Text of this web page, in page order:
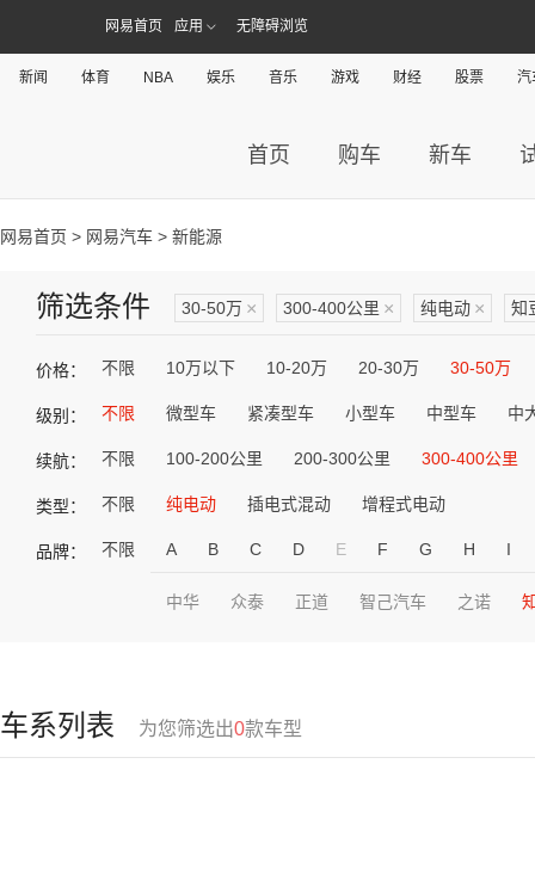
网易首页 应用 无障碍浏览
新闻 体育 NBA 娱乐 音乐 游戏 财经 股票 汽
首页 购车 新车
网易首页 > 网易汽车 > 新能源
筛选条件 30-50万 × 300-400公里 × 纯电动 × 知
价格： 不限 10万以下 10-20万 20-30万 30-50万
级别： 不限 微型车 紧凑型车 小型车 中型车 中
续航： 不限 100-200公里 200-300公里 300-400公里
类型： 不限 纯电动 插电式混动 增程式电动
品牌： 不限 A B C D E F G H I
中华 众泰 正道 智己汽车 之诺
车系列表 为您筛选出0款车型